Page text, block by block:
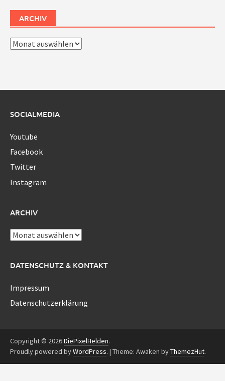
ARCHIV
Archiv
SOCIALMEDIA
Youtube
Facebook
Twitter
Instagram
ARCHIV
Archiv
DATENSCHUTZ & KONTAKT
Impressum
Datenschutzerklärung
Copyright © 2026DiePixelHelden.
Proudly powered byWordPress. | Theme: Awaken byThemezHut.